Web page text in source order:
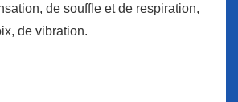
de souffle et de respiration,
de vibration.